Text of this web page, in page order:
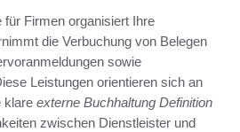
Firmen organisiert Ihre
die Verbuchung von Belegen
sowie
Leistungen orientieren sich an
klare externe Buchhaltung Definition
zwischen Dienstleister und